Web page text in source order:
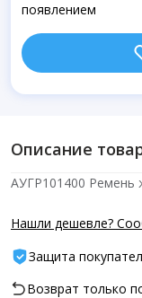
появлением
Описание
АУГР101400 Ремень
Нашли дешевле?
Защита
Возврат только